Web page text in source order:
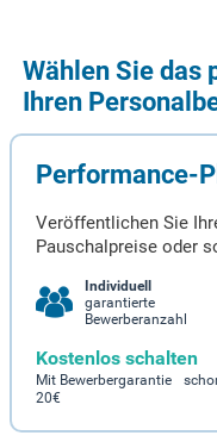
Wählen Sie das
Ihren
Performance-
Veröffentlichen Sie
Pauschalpreise oder
Individuell
garantierte
Bewerberanzahl
Kostenlos schalten
Mit Bewerbergarantie
20€